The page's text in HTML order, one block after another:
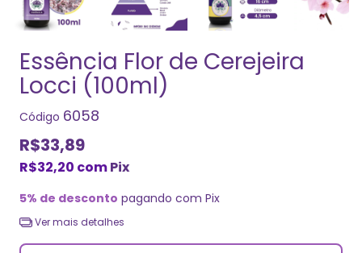
Essência Flor de Cerejeira
Locci (100ml)
Código 6058
R$33,89
R$32,20 comPix
5% de desconto pagando com Pix
Ver mais detalhes